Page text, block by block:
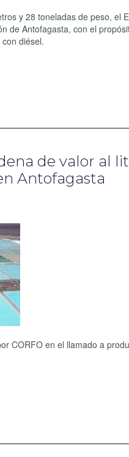
y 28 toneladas de peso, el
de Antofagasta, con el
diésel.
de valor al
Antofagasta
CORFO en el llamado a